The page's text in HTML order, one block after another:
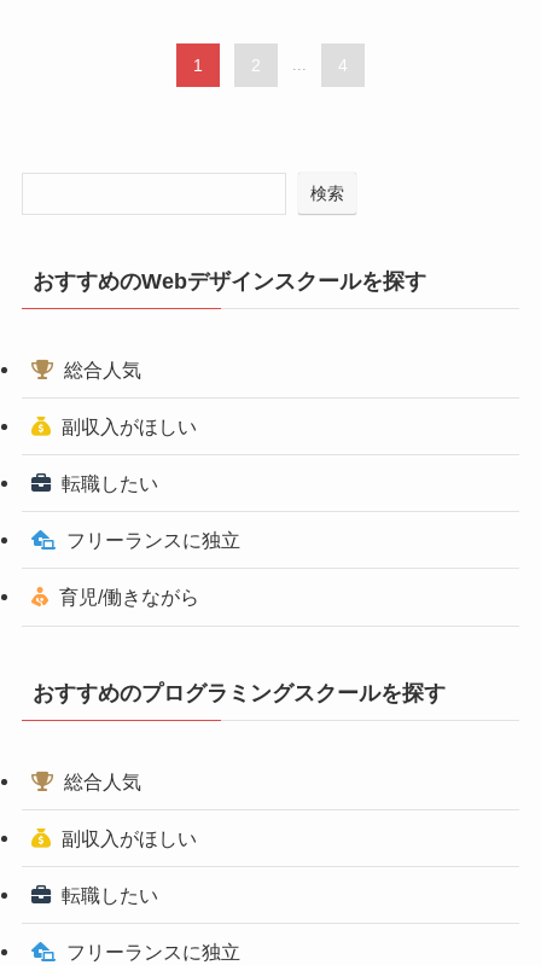
1 2 ... 4
検索
おすすめのWebデザインスクールを探す
総合人気
副収入がほしい
転職したい
フリーランスに独立
育児/働きながら
おすすめのプログラミングスクールを探す
総合人気
副収入がほしい
転職したい
フリーランスに独立